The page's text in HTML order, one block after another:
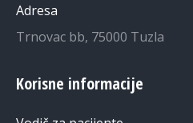
Adresa
Trnovac bb, 75000 Tuzla
Korisne informacije